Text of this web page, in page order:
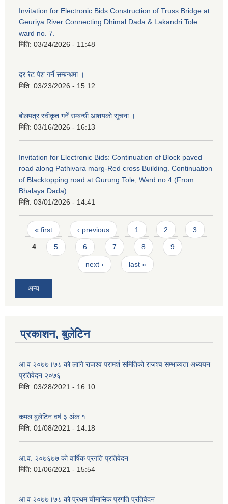
Invitation for Electronic Bids:Construction of Truss Bridge at
Geuriya River Connecting Dhimal Dada & Lakandri Tole
ward no. 7.
मिति: 03/24/2026 - 11:48
दर रेट पेश गर्ने सम्बन्धमा ।
मिति: 03/23/2026 - 15:12
बोलपत्र स्वीकृत गर्ने सम्बन्धी आशयको सूचना ।
मिति: 03/16/2026 - 16:13
Invitation for Electronic Bids: Continuation of Block paved
road along Pathivara marg-Red cross Building. Continuation
of Blacktopping road at Gurung Tole, Ward no 4.(From
Bhalaya Dada)
मिति: 03/01/2026 - 14:41
Pages
« first ‹ previous 1 2 3
4 5 6 7 8 9 …
next › last »
अन्य
प्रकाशन, बुलेटिन
आ व २०७७।७८ को लागि राजश्व परामर्श समितिको राजश्व सम्भाव्यता अध्ययन
प्रतिवेदन २०७६
मिति: 03/28/2021 - 16:10
कमल बुलेटिन वर्ष ३ अंक १
मिति: 01/08/2021 - 14:18
आ.व. २०७६७७ को वार्षिक प्रगति प्रतिवेदन
मिति: 01/06/2021 - 15:54
आ व २०७७।७८ को प्रथम चौमासिक प्रगति प्रतिवेदन